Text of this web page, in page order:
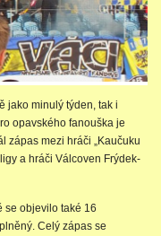
jako minulý týden, tak i
opavského fanouška je
zápas mezi hráči „Kaučuku
a hráči Válcoven Frýdek-
se objevilo také 16
Celý zápas se